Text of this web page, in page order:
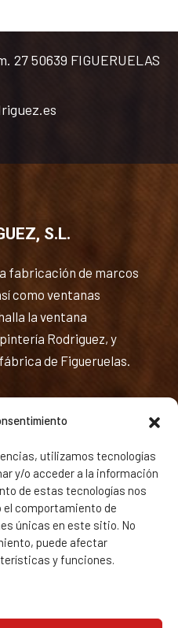
utilizamos tecnologías
y/o acceder a la información
de estas tecnologías nos
comportamiento de
únicas en este sitio. No
puede afectar
y funciones.
27 50639 FIGUERUELAS
S.L.
fabricación de marcos
como ventanas
la ventana
Rodriguez, y
de Figueruelas.